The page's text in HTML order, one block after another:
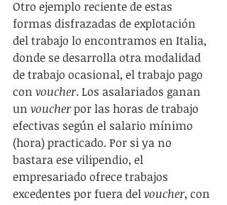
Otro ejemplo reciente de estas
formas disfrazadas de explotación
del trabajo lo encontramos en Italia,
donde se desarrolla otra modalidad
de trabajo ocasional, el trabajo pago
con voucher. Los asalariados ganan
un voucher por las horas de trabajo
efectivas según el salario mínimo
(hora) practicado. Por si ya no
bastara ese vilipendio, el
empresariado ofrece trabajos
excedentes por fuera del voucher, con